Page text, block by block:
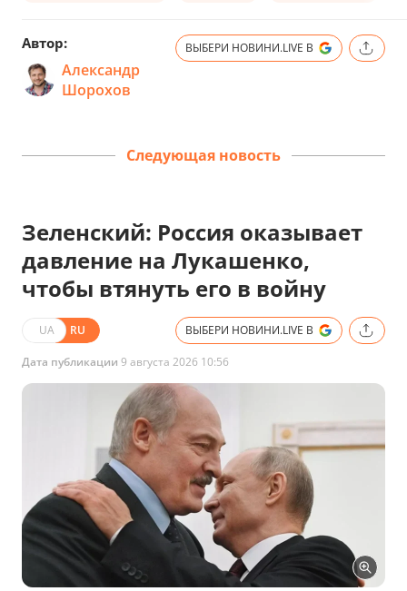
Автор:
Александр
Шорохов
ВЫБЕРИ НОВИНИ.LIVE В
Следующая новость
Зеленский: Россия оказывает
давление на Лукашенко,
чтобы втянуть его в войну
UA RU ВЫБЕРИ НОВИНИ.LIVE В
Дата публикации 9 августа 2026 10:56